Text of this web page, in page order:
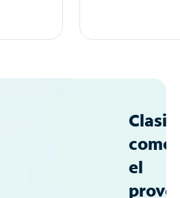
como
el